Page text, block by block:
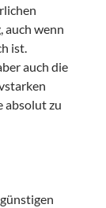
auch wenn
ist.
auch die
absolut zu